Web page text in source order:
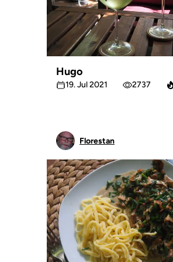
Hugo
19. Jul 2021 2737
Florestan